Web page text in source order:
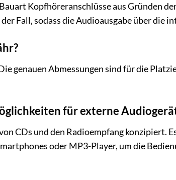
Kopfhöreranschlüsse aus Gründen
Fall, sodass die Audioausgabe über die
genauen Abmessungen sind für die
für externe
CDs und den Radioempfang konzipiert.
oder MP3-Player, um die